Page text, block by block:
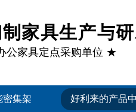
家具生产与
公家具定点采购单位 ★
密集架 好利来的产品